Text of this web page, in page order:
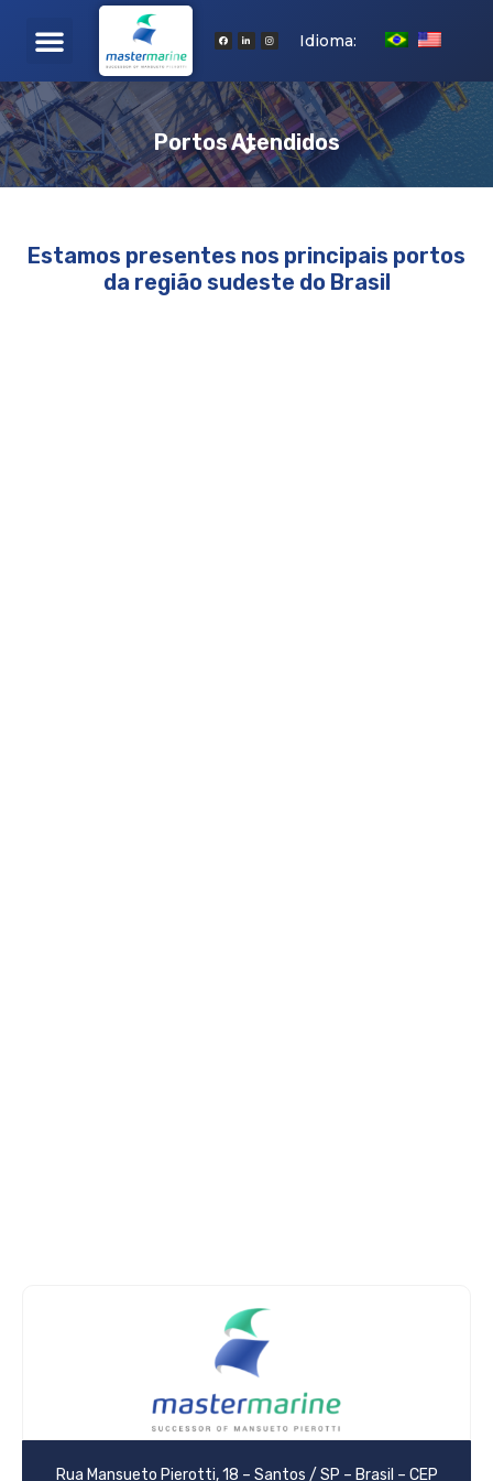
Idioma:
Portos Atendidos
Estamos presentes nos principais portos
da região sudeste do Brasil
Rua Mansueto Pierotti, 18 – Santos / SP – Brasil – CEP